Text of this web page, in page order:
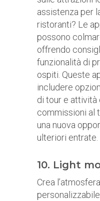
assistenza per
ristoranti? Le
possono
offrendo
funzionalità di
ospiti. Queste
includere
di tour e attività
commissioni al
una nuova
ulteriori entrate.
10. Light
Crea